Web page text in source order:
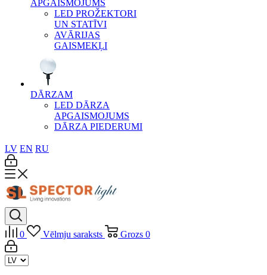
APGAISMOJUMS
LED PROŽEKTORI
UN STATĪVI
AVĀRIJAS
GAISMEKĻI
DĀRZAM
LED DĀRZA
APGAISMOJUMS
DĀRZA PIEDERUMI
LV EN RU
0 Vēlmju saraksts Grozs 0